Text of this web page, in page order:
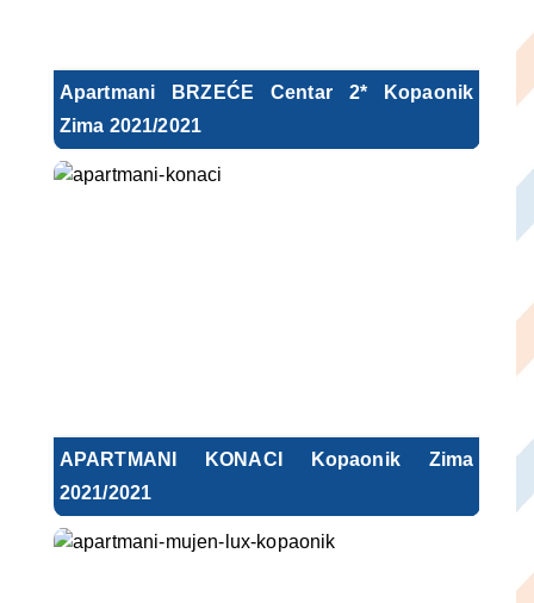
Apartmani BRZEĆE Centar 2* Kopaonik
Zima 2021/2021
APARTMANI KONACI Kopaonik Zima
2021/2021